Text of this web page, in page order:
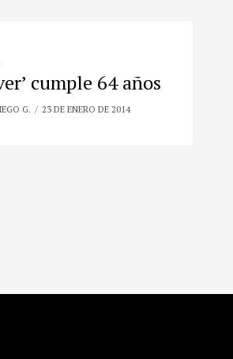
cumple 64 años
G. 23 DE ENERO DE 2014